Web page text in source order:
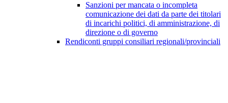
Sanzioni per mancata o incompleta
comunicazione dei dati da parte dei titolari
di incarichi politici, di amministrazione, di
direzione o di governo
Rendiconti gruppi consiliari regionali/provinciali